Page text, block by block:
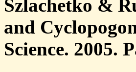
Szlachetko &
and
Science. 2005.